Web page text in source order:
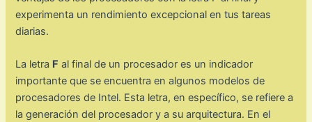
experimenta un rendimiento excepcional en tus tareas
diarias.
La letra F al final de un procesador es un indicador
importante que se encuentra en algunos modelos de
procesadores de Intel. Esta letra, en específico, se refiere a
la generación del procesador y a su arquitectura. En el